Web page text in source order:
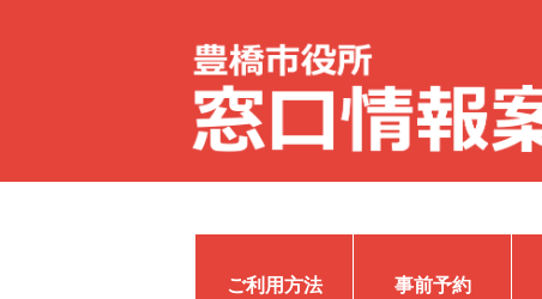
ご利用方法 事前予約